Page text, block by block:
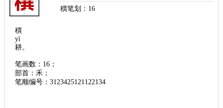
穓笔划： 16
穓
yì
耕。
笔画数：16；
部首：禾；
笔顺编号：3123425121122134